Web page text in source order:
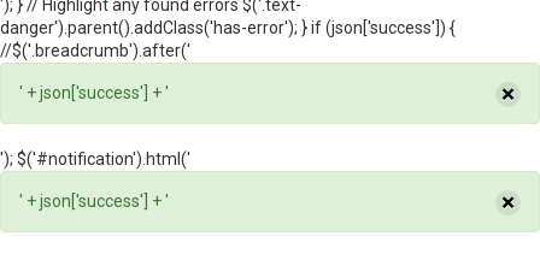
'); } // Highlight any found errors $('.text-
danger').parent().addClass('has-error'); } if (json['success']) {
//$('.breadcrumb').after('
' + json['success'] + ' ×
'); $('#notification').html('
' + json['success'] + ' ×